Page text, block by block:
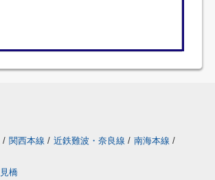
/ 関西本線 / 近鉄難波・奈良線 / 南海本線 /
橋